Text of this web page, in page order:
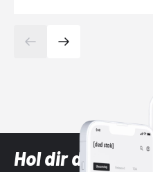
Hol dir die